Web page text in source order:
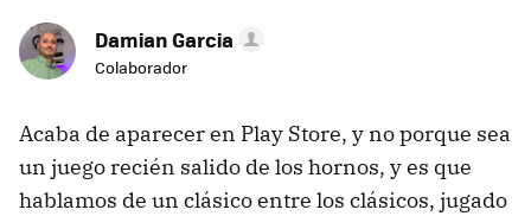
Damian Garcia
Colaborador
Acaba de aparecer en Play Store, y no porque sea
un juego recién salido de los hornos, y es que
hablamos de un clásico entre los clásicos, jugado